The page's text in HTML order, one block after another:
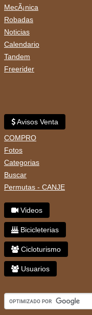
MecÃ¡nica
Robadas
Noticias
Calendario
Tandem
Freerider
Avisos Venta
COMPRO
Fotos
Categorias
Buscar
Permutas - CANJE
Videos
Bicicleterias
Cicloturismo
Usuarios